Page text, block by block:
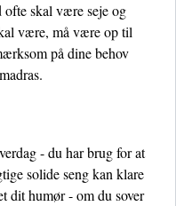
ofte skal være seje og
være, må være op til
på dine behov
- du har brug for at
solide seng kan klare
dit humør - om du sover